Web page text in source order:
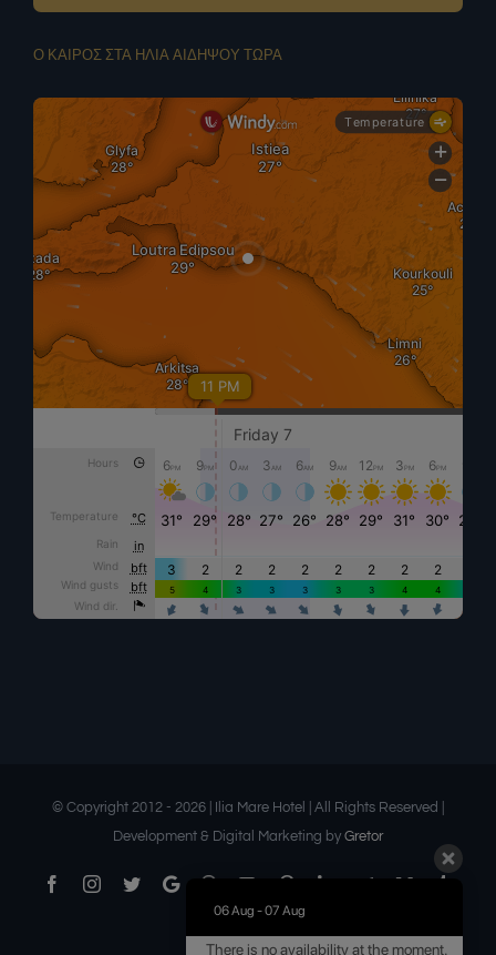
Ο ΚΑΙΡΟΣ ΣΤΑ ΗΛΙΑ ΑΙΔΗΨΟΥ ΤΩΡΑ
© Copyright 2012 - 2026 | Ilia Mare Hotel | All Rights Reserved |
Development & Digital Marketing by Gretor
FacebookInstagram
TwitterGoogleThreads YouTubePinterestLinkedInTelegramMedium
Flickr Email
06 Aug - 07 Aug
There is no availability at the moment.